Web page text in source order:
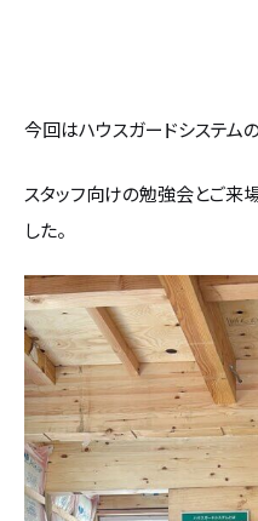
今回はハウスガードシステム
スタッフ向けの勉強会とご来
した。